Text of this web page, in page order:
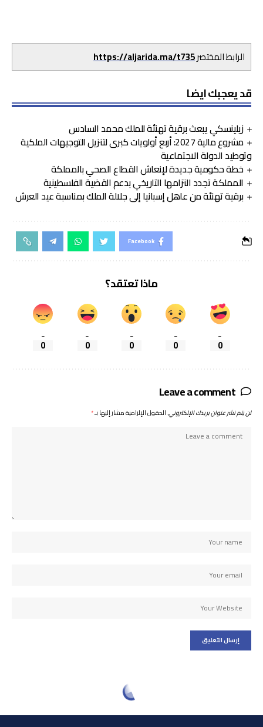
الرابط المختصرhttps://aljarida.ma/t735
قد يعجبك ايضا
زيلينسكي يبعث برقية تهنئة للملك محمد السادس
مشروع مالية 2027: أربع أولويات كبرى لتنزيل التوجيهات الملكية
وتوطيد الدولة الاجتماعية
خطة حكومية جديدة لإنعاش القطاع الصحي بالمملكة
المملكة تجدد التزامها التاريخي بدعم القضية الفلسطينية
برقية تهنئة من عاهل إسبانيا إلى جلالة الملك بمناسبة عيد العرش
Facebook
ماذا تعتقد؟
0
0
0
0
0
Leave a comment
لن يتم نشر عنوان بريدك الإلكتروني.الحقول الإلزامية مشار إليها بـ*